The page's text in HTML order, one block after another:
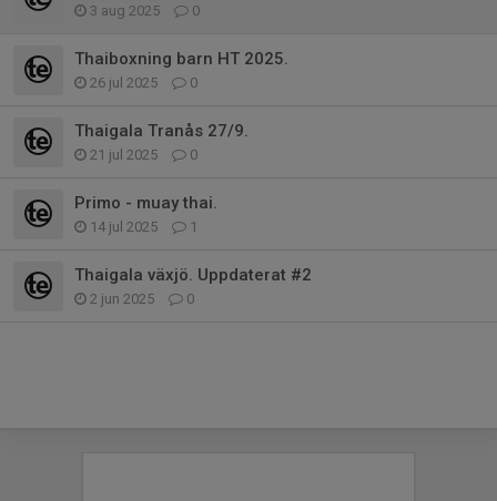
3 aug 2025 0
Thaiboxning barn HT 2025.
26 jul 2025 0
Thaigala Tranås 27/9.
21 jul 2025 0
Primo - muay thai.
14 jul 2025 1
Thaigala växjö. Uppdaterat #2
2 jun 2025 0